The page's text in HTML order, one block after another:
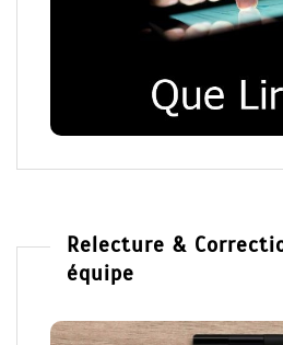
Relecture &
équipe